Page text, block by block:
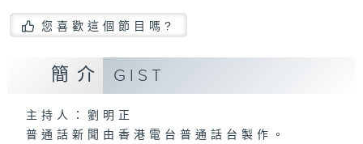
您喜歡這個節目嗎?
簡介 GIST
主持人：劉明正
普通話新聞由香港電台普通話台製作。